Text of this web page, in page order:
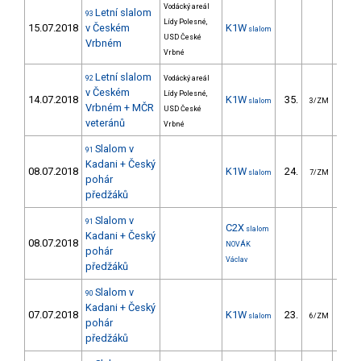
15.07.2018
93 Letní slalom
v Českém
Vrbném
Vodácký areál
Lídy Polesné,
USD České
Vrbné
K1W slalom
14.07.2018
92 Letní slalom
v Českém
Vrbném + MČR
veteránů
Vodácký areál
Lídy Polesné,
USD České
Vrbné
K1W slalom 35. 3/ZM
08.07.2018
91 Slalom v
Kadani + Český
pohár
předžáků
K1W slalom 24. 7/ZM
08.07.2018
91 Slalom v
Kadani + Český
pohár
předžáků
C2X slalom
NOVÁK
Václav
07.07.2018
90 Slalom v
Kadani + Český
pohár
předžáků
K1W slalom 23. 6/ZM